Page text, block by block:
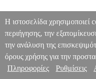
Η ιστοσελίδα χρησιμοποιεί
περιήγησης, την
την ανάλυση της
όρους χρήσης για την
Πληροφορίες
Ρυθμίσεις